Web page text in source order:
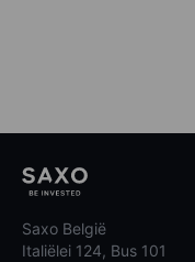
Saxo België
Italiëlei 124, Bus 101